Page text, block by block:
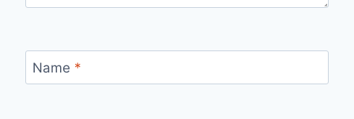
Name *